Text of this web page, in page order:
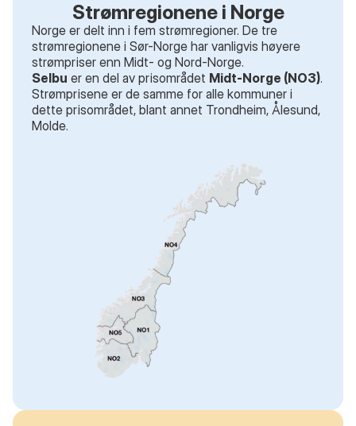
Strømregionene i Norge
Norge er delt inn i fem strømregioner. De tre
strømregionene i Sør-Norge har vanligvis høyere
strømpriser enn Midt- og Nord-Norge.
Selbu er en del av prisområdet Midt-Norge (NO3).
Strømprisene er de samme for alle kommuner i
dette prisområdet, blant annet Trondheim, Ålesund,
Molde.